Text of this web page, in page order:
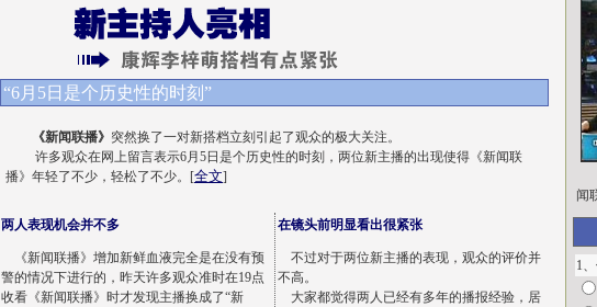
“6月5日是个历史性的时刻”
《新闻联播》 突然换了一对新搭档立刻引起了观众的极大关注。
许多观众在网上留言表示6月5日是个历史性的时刻，两位新主播的出现使得《新闻联
播》年轻了不少，轻松了不少。[全文]
两人表现机会并不多
《新闻联播》增加新鲜血液完全是在没有预
警的情况下进行的，昨天许多观众准时在19点
收看《新闻联播》时才发现主播换成了“新
在镜头前明显看出很紧张
不过对于两位新主播的表现，观众的评价并
不高。
大家都觉得两人已经有多年的播报经验，居
6
闻
1